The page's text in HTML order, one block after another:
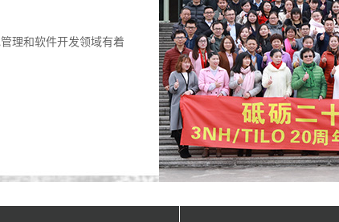
理和软件开发领域有着